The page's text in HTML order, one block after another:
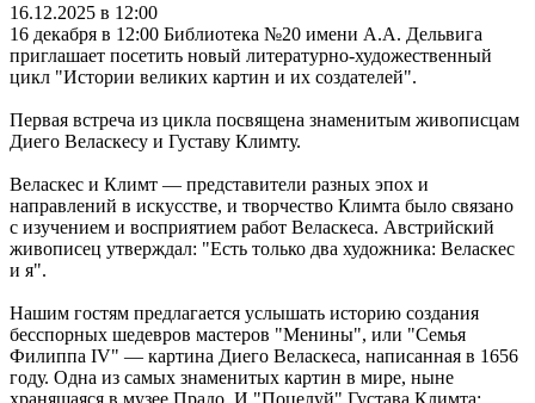
16.12.2025 в 12:00
16 декабря в 12:00 Библиотека №20 имени А.А. Дельвига
приглашает посетить новый литературно-художественный
цикл "Истории великих картин и их создателей".
Первая встреча из цикла посвящена знаменитым живописцам
Диего Веласкесу и Густаву Климту.
Веласкес и Климт — представители разных эпох и
направлений в искусстве, и творчество Климта было связано
с изучением и восприятием работ Веласкеса. Австрийский
живописец утверждал: "Есть только два художника: Веласкес
и я".
Нашим гостям предлагается услышать историю создания
бесспорных шедевров мастеров "Менины", или "Семья
Филиппа IV" — картина Диего Веласкеса, написанная в 1656
году. Одна из самых знаменитых картин в мире, ныне
хранящаяся в музее Прадо. И "Поцелуй" Густава Климта: